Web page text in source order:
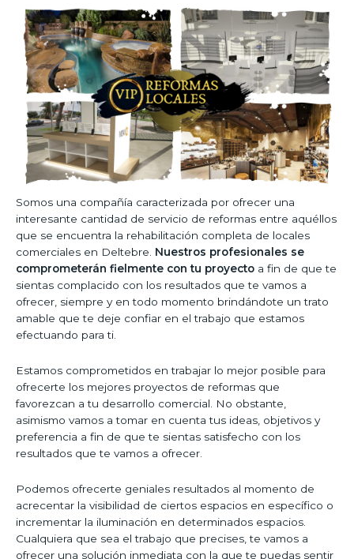
Somos una compañía caracterizada por ofrecer una
interesante cantidad de servicio de reformas entre aquéllos
que se encuentra la rehabilitación completa de locales
comerciales en Deltebre. Nuestros profesionales se
comprometerán fielmente con tu proyecto a fin de que te
sientas complacido con los resultados que te vamos a
ofrecer, siempre y en todo momento brindándote un trato
amable que te deje confiar en el trabajo que estamos
efectuando para ti.
Estamos comprometidos en trabajar lo mejor posible para
ofrecerte los mejores proyectos de reformas que
favorezcan a tu desarrollo comercial. No obstante,
asimismo vamos a tomar en cuenta tus ideas, objetivos y
preferencia a fin de que te sientas satisfecho con los
resultados que te vamos a ofrecer.
Podemos ofrecerte geniales resultados al momento de
acrecentar la visibilidad de ciertos espacios en específico o
incrementar la iluminación en determinados espacios.
Cualquiera que sea el trabajo que precises, te vamos a
ofrecer una solución inmediata con la que te puedas sentir